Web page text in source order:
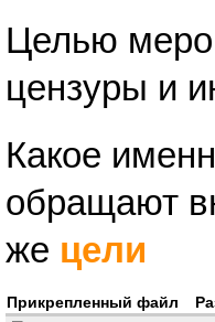
Целью
цензуры и
Какое
обращают
же цели
Прикрепленный файл